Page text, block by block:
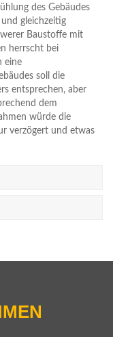
des Gebäudes
gleichzeitig
Baustoffe mit
herrscht bei
eine
soll die
entsprechen, aber
dem
würde die
verzögert und etwas
odio nisi,
a,